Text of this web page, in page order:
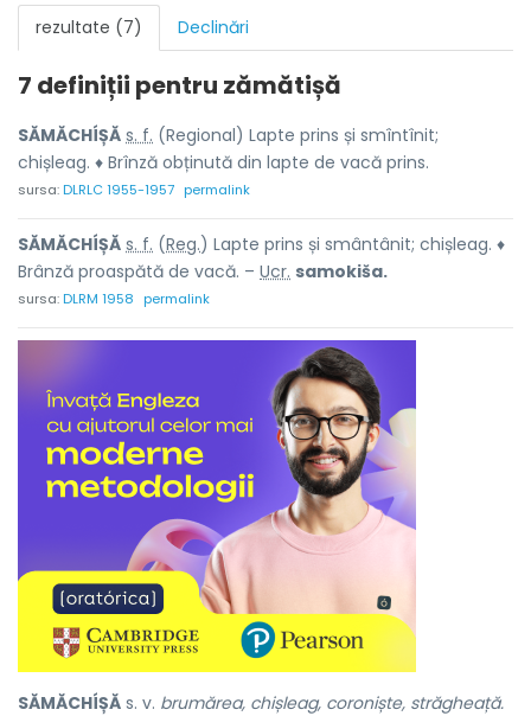
rezultate (7) Declinări
7 definiții pentru zămătișă
SĂMĂCHÍȘĂ s. f. (Regional) Lapte prins și smîntînit;
chișleag. ♦ Brînză obținută din lapte de vacă prins.
sursa:DLRLC 1955-1957 permalink
SĂMĂCHÍȘĂ s. f. (Reg.) Lapte prins și smântânit; chișleag. ♦
Brânză proaspătă de vacă. – Ucr. samokiša.
sursa:DLRM 1958 permalink
SĂMĂCHÍȘĂ s. v. brumărea, chișleag, coroniște, străgheață.